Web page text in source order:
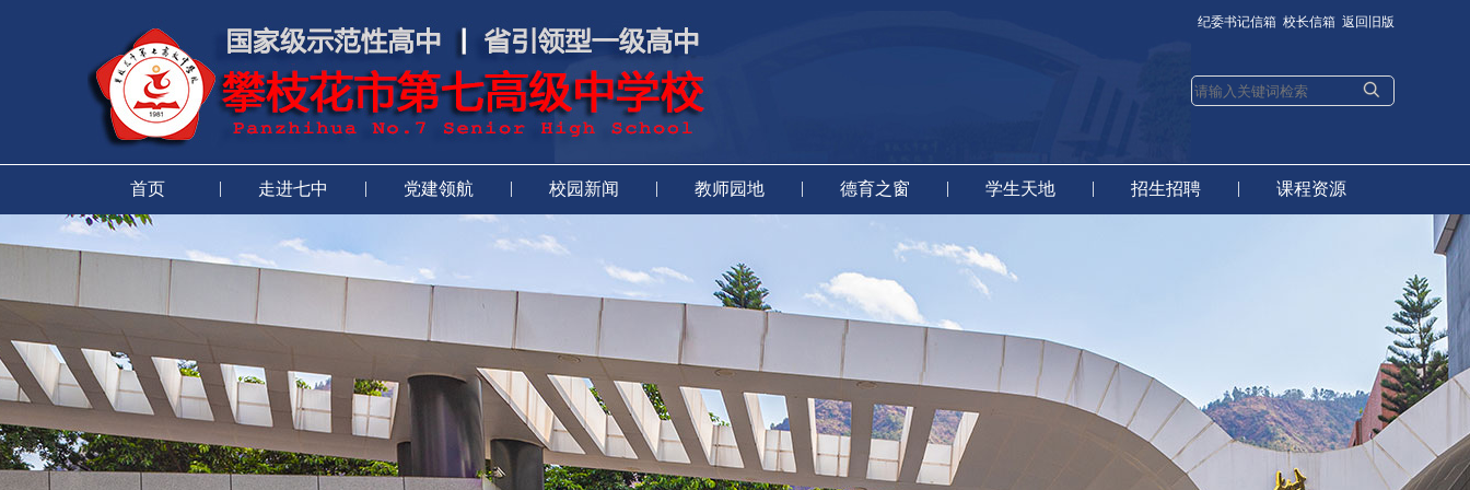
纪委书记信箱 校长信箱 返回旧版
首页 | 走进七中 | 党建领航 | 校园新闻 | 教师园地 | 德育之窗 | 学生天地 | 招生招聘 | 课程资源